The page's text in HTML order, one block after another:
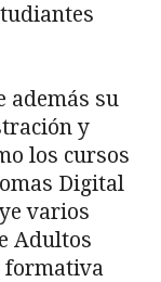
además su
y
los cursos
Digital
varios
Adultos
formativa